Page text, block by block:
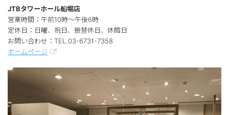
JTBタワーホール船堀店
営業時間：午前10時～午後6時
定休日：日曜、祝日、振替休日、休館日
お問い合わせ：TEL.03-6731-7358
ホームページ